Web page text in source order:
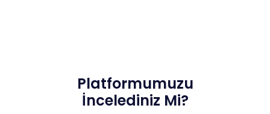
Platformumuzu
İncelediniz Mi?